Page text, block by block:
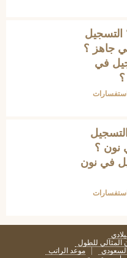
جاهز ؟
في
استفسارات
نون ؟
في نون
استفسارات
المثالي للطول
موعد الراتب